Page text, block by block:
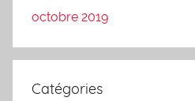
octobre 2019
Catégories